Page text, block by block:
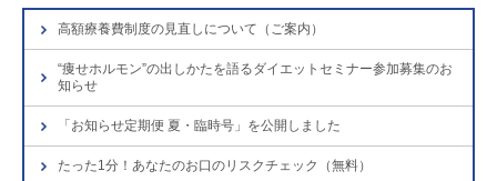
高額療養費制度の見直しについて（ご案内）
“痩せホルモン”の出しかたを語るダイエットセミナー参加募集のお
知らせ
「お知らせ定期便 夏・臨時号」を公開しました
たった1分！あなたのお口のリスクチェック（無料）